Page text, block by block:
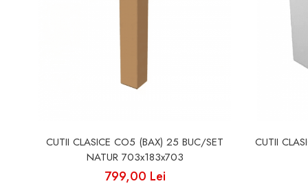
CUTII CLASICE CO5 (BAX) 25 BUC/SET
NATUR 703x183x703
799,00 Lei
CUTII